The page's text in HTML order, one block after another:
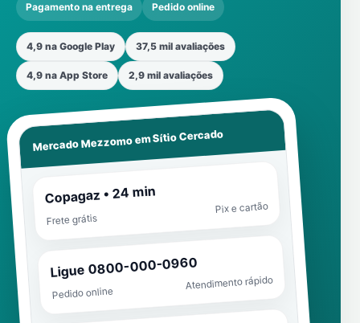
Pagamento na entrega Pedido online
4,9 na Google Play 37,5 mil avaliações
4,9 na App Store 2,9 mil avaliações
Mercado Mezzomo emSítio Cercado
Copagaz • 24 min
Frete grátis
Pix e cartão
Ligue 0800-000-0960
Pedido online
Atendimento rápido